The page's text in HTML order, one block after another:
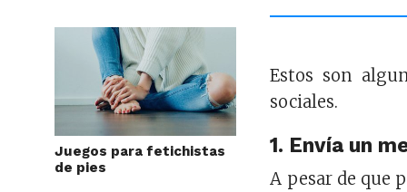
Juegos para fetichistas
de pies
Estos son
sociales.
1. Envía un
A pesar de que